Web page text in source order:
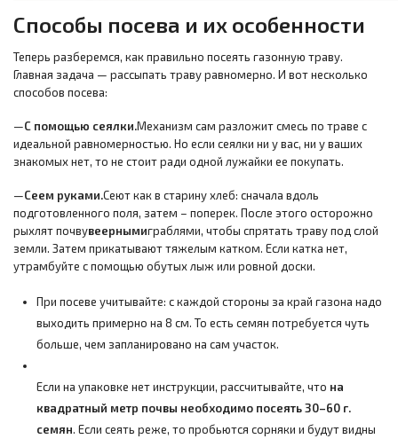
Способы посева и их особенности
Теперь разберемся, как правильно посеять газонную траву.
Главная задача — рассыпать траву равномерно. И вот несколько
способов посева:
—С помощью сеялки.Механизм сам разложит смесь по траве с
идеальной равномерностью. Но если сеялки ни у вас, ни у ваших
знакомых нет, то не стоит ради одной лужайки ее покупать.
—Сеем руками.Сеют как в старину хлеб: сначала вдоль
подготовленного поля, затем – поперек. После этого осторожно
рыхлят почвувеернымиграблями, чтобы спрятать траву под слой
земли. Затем прикатывают тяжелым катком. Если катка нет,
утрамбуйте с помощью обутых лыж или ровной доски.
При посеве учитывайте: с каждой стороны за край газона надо
выходить примерно на 8 см. То есть семян потребуется чуть
больше, чем запланировано на сам участок.
Если на упаковке нет инструкции, рассчитывайте, что на
квадратный метр почвы необходимо посеять 30–60 г.
семян. Если сеять реже, то пробьются сорняки и будут видны